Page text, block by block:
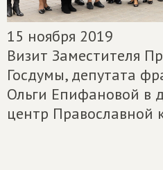
15 ноября 2019
Визит Заместителя
Госдумы, депутата
Ольги Епифановой в
центр Православной